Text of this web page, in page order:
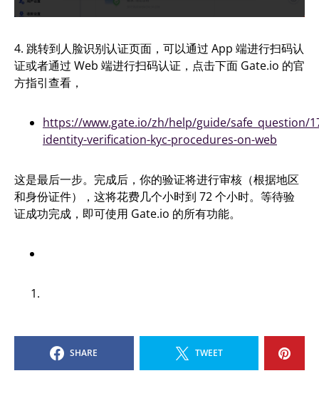
4. 跳转到人脸识别认证页面，可以通过 App 端进行扫码认
证或者通过 Web 端进行扫码认证，点击下面 Gate.io 的官
方指引查看，
https://www.gate.io/zh/help/guide/safe_question/
identity-verification-kyc-procedures-on-web
这是最后一步。完成后，你的验证将进行审核（根据地区
和身份证件），这将花费几个小时到 72 个小时。等待验
证成功完成，即可使用 Gate.io 的所有功能。
SHARE TWEET